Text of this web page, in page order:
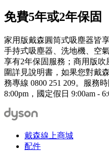
免費5年或2年保固
家用版戴森圓筒式吸塵器皆
手持式吸塵器、洗地機、空
享有2年保固服務；商用版
圍詳見說明書，如果您對戴
務專線 0800 251 209。服務
8:00pm，國定假日 9:00am -
戴森線上商城
配件